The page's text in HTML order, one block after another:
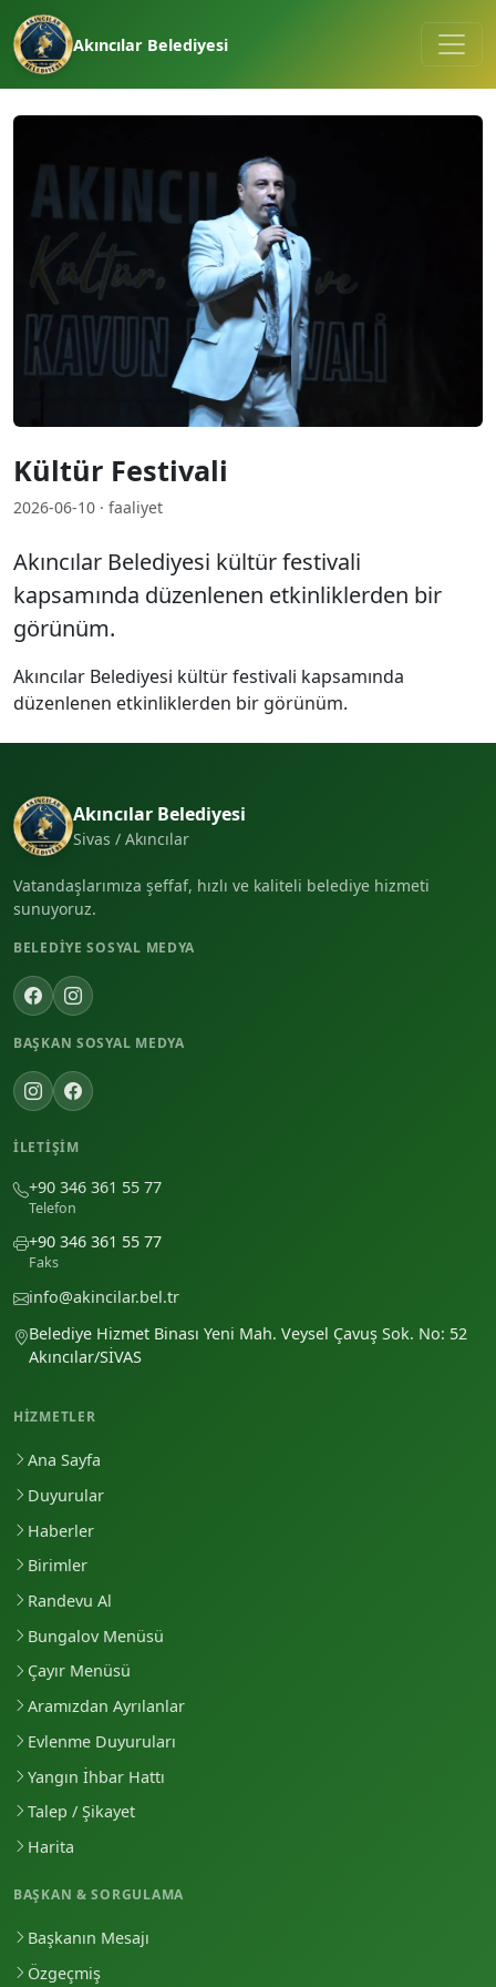
Akıncılar Belediyesi
Kültür Festivali
2026-06-10 · faaliyet
Akıncılar Belediyesi kültür festivali
kapsamında düzenlenen etkinliklerden bir
görünüm.
Akıncılar Belediyesi kültür festivali kapsamında
düzenlenen etkinliklerden bir görünüm.
Akıncılar Belediyesi
Sivas / Akıncılar
Vatandaşlarımıza şeffaf, hızlı ve kaliteli belediye hizmeti
sunuyoruz.
BELEDIYE SOSYAL MEDYA
BAŞKAN SOSYAL MEDYA
İLETIŞIM
+90 346 361 55 77
Telefon
+90 346 361 55 77
Faks
info@akincilar.bel.tr
Belediye Hizmet Binası Yeni Mah. Veysel Çavuş Sok. No: 52
Akıncılar/SİVAS
HIZMETLER
Ana Sayfa
Duyurular
Haberler
Birimler
Randevu Al
Bungalov Menüsü
Çayır Menüsü
Aramızdan Ayrılanlar
Evlenme Duyuruları
Yangın İhbar Hattı
Talep / Şikayet
Harita
BAŞKAN & SORGULAMA
Başkanın Mesajı
Özgeçmiş